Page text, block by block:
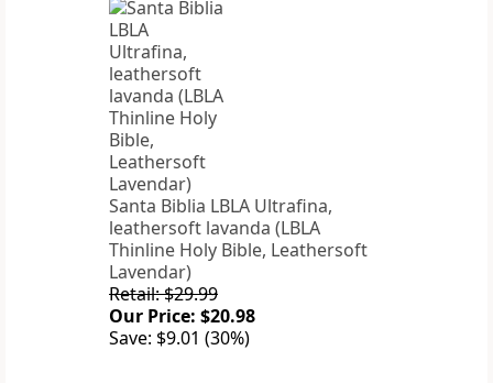
Santa Biblia LBLA Ultrafina,
leathersoft lavanda (LBLA
Thinline Holy Bible, Leathersoft
Lavendar)
Retail: $29.99
Our Price: $20.98
Save: $9.01 (30%)